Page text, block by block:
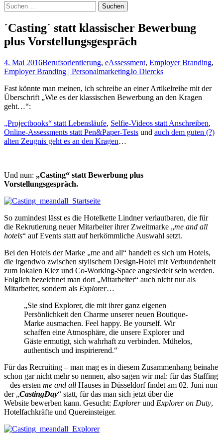
Suchen
nach:
´Casting´ statt klassischer Bewerbung
plus Vorstellungsgespräch
4. Mai 2016Berufsorientierung, eAssessment, Employer Branding,
Employer Branding | PersonalmarketingJo Diercks
Fast könnte man meinen, ich schreibe an einer Artikelreihe mit der
Überschrift „Wie es der klassischen Bewerbung an den Kragen
geht…“:
„Projectbooks“ statt Lebensläufe, Selfie-Videos statt Anschreiben,
Online-Assessments statt Pen&Paper-Tests und auch dem guten (?)
alten Zeugnis geht es an den Kragen…
Und nun: „Casting“ statt Bewerbung plus
Vorstellungsgespräch.
So zumindest lässt es die Hotelkette Lindner verlautbaren, die für
die Rekrutierung neuer Mitarbeiter ihrer Zweitmarke „me and all
hotels“ auf Events statt auf herkömmliche Auswahl setzt.
Bei den Hotels der Marke „me and all“ handelt es sich um Hotels,
die irgendwo zwischen stylischem Design-Hotel mit Verbundenheit
zum lokalen Kiez und Co-Working-Space angesiedelt sein werden.
Folglich bezeichnet man dort „Mitarbeiter“ auch nicht nur als
Mitarbeiter, sondern als Explorer…
„Sie sind Explorer, die mit ihrer ganz eigenen
Persönlichkeit den Charme unserer neuen Boutique-
Marke ausmachen. Feel happy. Be yourself. Wir
schaffen eine Atmosphäre, die unsere Explorer und
Gäste ermutigt, sich wahrhaft zu verbinden. Mühelos,
authentisch und inspirierend.“
Für das Recruiting – man mag es in diesem Zusammenhang beinahe
schon gar nicht mehr so nennen, also sagen wir mal: für das Staffing
– des ersten me and all Hauses in Düsseldorf findet am 02. Juni nun
der „CastingDay“ statt, für das man sich jetzt über die
Website bewerben kann. Gesucht: Explorerund Explorer on Duty,
Hotelfachkräfte und Quereinsteiger.